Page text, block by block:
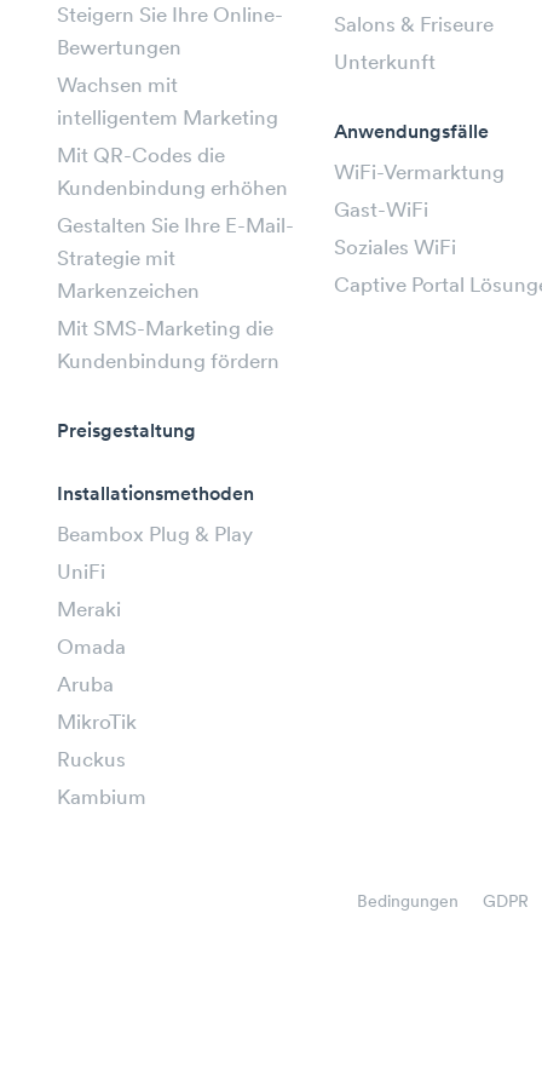
Steigern Sie Ihre Online-
Bewertungen
Wachsen mit
intelligentem Marketing
Mit QR-Codes die
Kundenbindung erhöhen
Gestalten Sie Ihre E-Mail-
Strategie mit
Markenzeichen
Mit SMS-Marketing die
Kundenbindung fördern
Preisgestaltung
Installationsmethoden
Beambox Plug & Play
UniFi
Meraki
Omada
Aruba
MikroTik
Ruckus
Kambium
Salons & Friseure
Unterkunft
Anwendungsfälle
WiFi-Vermarktung
Gast-WiFi
Soziales WiFi
Captive Portal
Bedingungen GDPR